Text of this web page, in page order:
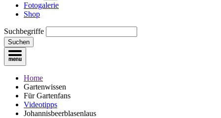
Fotogalerie
Shop
Suchbegriffe
Suchen
Home
Gartenwissen
Für Gartenfans
Videotipps
Johannisbeerblasenlaus